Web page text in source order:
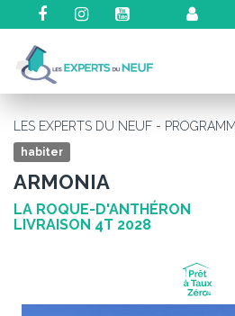
LES EXPERTS DU NEUF -
habiter
ARMONIA
LA ROQUE-D'ANTHÉRON
LIVRAISON 4T 2028